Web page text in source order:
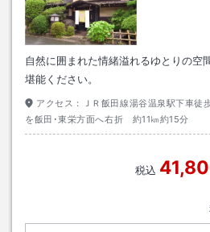
自然に囲まれた情緒溢れるゆとりの空
堪能ください。
アクセス：
ＪＲ飯田線湯谷温泉駅下車徒
を飯田･東栄方面へ右折 約11㎞約15分
税込